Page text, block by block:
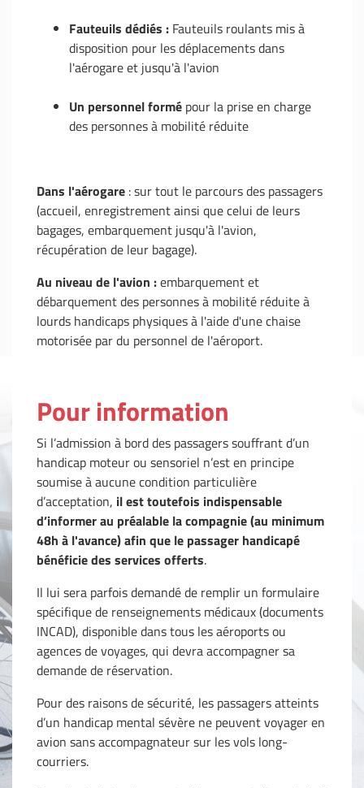
Fauteuils dédiés : Fauteuils roulants mis à
disposition pour les déplacements dans
l'aérogare et jusqu'à l'avion
Un personnel formé pour la prise en charge
des personnes à mobilité réduite
Dans l'aérogare : sur tout le parcours des passagers
(accueil, enregistrement ainsi que celui de leurs
bagages, embarquement jusqu'à l'avion,
récupération de leur bagage).
Au niveau de l'avion :embarquement et
débarquement des personnes à mobilité réduite à
lourds handicaps physiques à l'aide d'une chaise
motorisée par du personnel de l'aéroport.
Pour information
Si l’admission à bord des passagers souffrant d’un
handicap moteur ou sensoriel n’est en principe
soumise à aucune condition particulière
d’acceptation, il est toutefois indispensable
d’informer au préalable la compagnie (au minimum
48h à l'avance) afin que le passager handicapé
bénéficie des services offerts.
Il lui sera parfois demandé de remplir un formulaire
spécifique de renseignements médicaux (documents
INCAD), disponible dans tous les aéroports ou
agences de voyages, qui devra accompagner sa
demande de réservation.
Pour des raisons de sécurité, les passagers atteints
d’un handicap mental sévère ne peuvent voyager en
avion sans accompagnateur sur les vols long-
courriers.